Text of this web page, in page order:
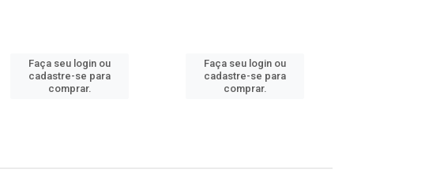
Faça seu login ou
cadastre-se para
comprar.
Faça seu login ou
cadastre-se para
comprar.